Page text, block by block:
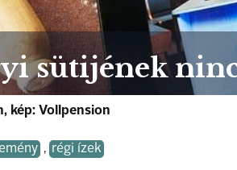
sütijének
kép: Vollpension
, régi ízek